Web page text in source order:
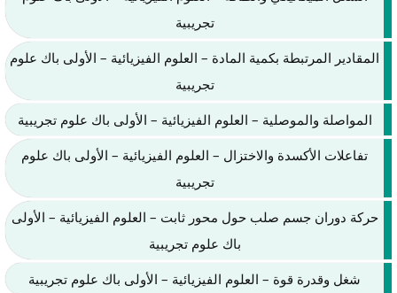
تجريبية
المقادير المرتبطة بكمية المادة – العلوم الفيزيائية – الأولى باك علوم
تجريبية
المواصلة والموصلية – العلوم الفيزيائية – الأولى باك علوم تجريبية
تفاعلات الأكسدة والاختزال – العلوم الفيزيائية – الأولى باك علوم
تجريبية
حركة دوران جسم صلب حول محور ثابت – العلوم الفيزيائية – الأولى
باك علوم تجريبية
شغل وقدرة قوة – العلوم الفيزيائية – الأولى باك علوم تجريبية